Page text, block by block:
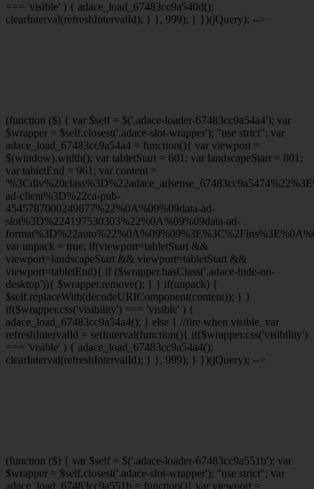
=== 'visible' ) { adace_load_67483cc9a540d();
clearInterval(refreshIntervalId); } }, 999); } })(jQuery); -->
(function ($) { var $self = $('.adace-loader-67483cc9a54a4'); var
$wrapper = $self.closest('.adace-slot-wrapper'); "use strict"; var
adace_load_67483cc9a54a4 = function(){ var viewport =
$(window).width(); var tabletStart = 601; var landscapeStart = 801;
var tabletEnd = 961; var content =
ad-client%3D%22ca-pub-
4545787000249877%22%0A%09%09data-ad-
slot%3D%224197530303%22%0A%09%09data-ad-
var unpack = true; if(viewport=tabletStart &&
viewport=landscapeStart && viewport=tabletStart &&
viewport=tabletEnd){ if ($wrapper.hasClass('.adace-hide-on-
desktop')){ $wrapper.remove(); } } if(unpack) {
$self.replaceWith(decodeURIComponent(content)); } }
if($wrapper.css('visibility') === 'visible' ) {
adace_load_67483cc9a54a4(); } else { //fire when visible. var
refreshIntervalId = setInterval(function(){ if($wrapper.css('visibility')
=== 'visible' ) { adace_load_67483cc9a54a4();
clearInterval(refreshIntervalId); } }, 999); } })(jQuery); -->
(function ($) { var $self = $('.adace-loader-67483cc9a551b'); var
$wrapper = $self.closest('.adace-slot-wrapper'); "use strict"; var
adace_load_67483cc9a551b = function(){ var viewport =